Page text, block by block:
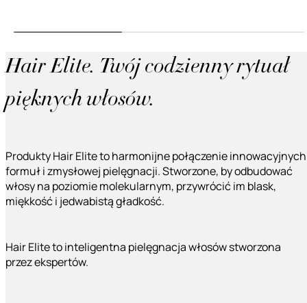
Hair Elite. Twój codzienny rytuał
pięknych włosów.
Produkty Hair Elite to harmonijne połączenie innowacyjnych
formuł i zmysłowej pielęgnacji. Stworzone, by odbudować
włosy na poziomie molekularnym, przywrócić im blask,
miękkość i jedwabistą gładkość.
Hair Elite to inteligentna pielęgnacja włosów stworzona
przez ekspertów.